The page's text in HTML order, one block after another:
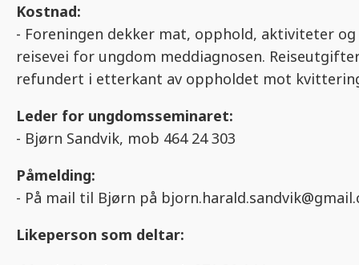
Kostnad:
- Foreningen dekker mat, opphold, aktiviteter
reisevei for ungdom meddiagnosen.
refundert i etterkant av oppholdet mot
Leder for ungdomsseminaret:
- Bjørn Sandvik, mob 464 24 303
Påmelding:
- På mail til Bjørn på
Likeperson som deltar: